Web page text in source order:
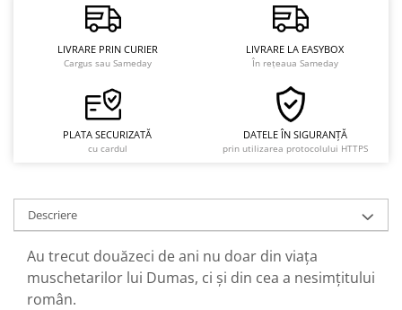
LIVRARE PRIN CURIER
Cargus sau Sameday
LIVRARE LA EASYBOX
În rețeaua Sameday
PLATA SECURIZATĂ
cu cardul
DATELE ÎN SIGURANȚĂ
prin utilizarea protocolului HTTPS
Descriere
Au trecut douăzeci de ani nu doar din viața
muschetarilor lui Dumas, ci și din cea a nesimțitului
român.